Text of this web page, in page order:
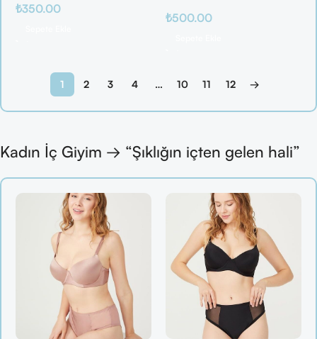
/ Elma / Portakal
₺350.00
₺500.00
1 2 3 4 … 10 11 12 →
Kadın İç Giyim → “Şıklığın içten gelen hali”